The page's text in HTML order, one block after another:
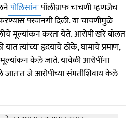
पोलिसांनापॉलीग्राफ चाचणी म्हणजेच
परवानगी दिली. या चाचणीमुळे
मूल्यांकन करता येते. आरोपी खरे बोलत
त्यांच्या हृदयाचे ठोके, घामाचे प्रमाण,
केले जाते. यावेळी आरोपींना
जातात जे आरोपीच्या संमतीशिवाय केले